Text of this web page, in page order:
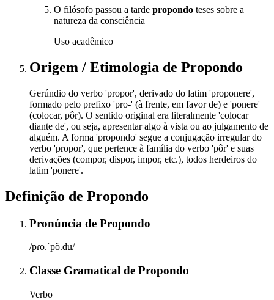
O filósofo passou a tarde propondo teses sobre a
natureza da consciência
Uso acadêmico
Origem / Etimologia de Propondo
Gerúndio do verbo 'propor', derivado do latim 'proponere',
formado pelo prefixo 'pro-' (à frente, em favor de) e 'ponere'
(colocar, pôr). O sentido original era literalmente 'colocar
diante de', ou seja, apresentar algo à vista ou ao julgamento de
alguém. A forma 'propondo' segue a conjugação irregular do
verbo 'propor', que pertence à família do verbo 'pôr' e suas
derivações (compor, dispor, impor, etc.), todos herdeiros do
latim 'ponere'.
Definição de Propondo
Pronúncia de Propondo
/pɾo.ˈpõ.du/
Classe Gramatical de Propondo
Verbo